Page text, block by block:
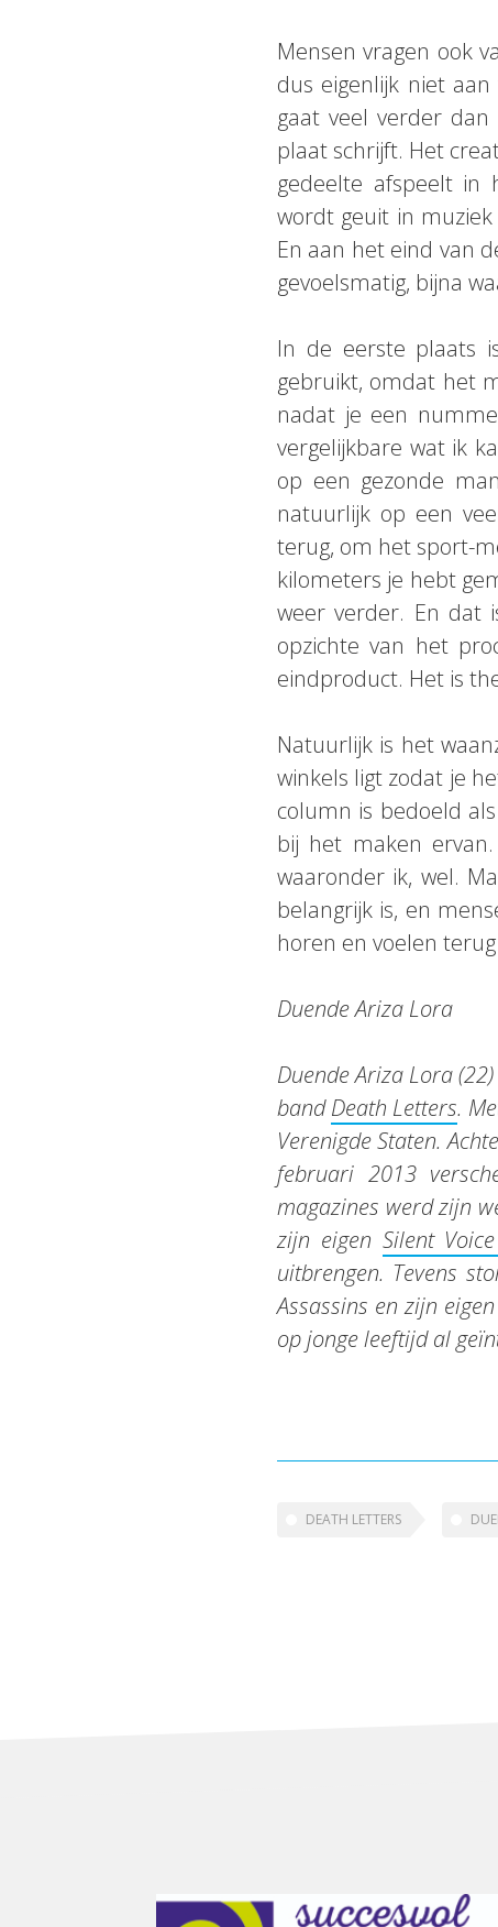
Mensen vragen ook
dus eigenlijk niet
gaat veel verder
plaat schrijft. Het
gedeelte afspeelt in
wordt geuit in
En aan het eind van
gevoelsmatig, bijna
In de eerste plaats
gebruikt, omdat het
nadat je een
vergelijkbare wat ik
op een gezonde
natuurlijk op een
terug, om het sport-
kilometers je hebt
weer verder. En dat
opzichte van het
eindproduct. Het is
Natuurlijk is het
winkels ligt zodat je
column is bedoeld
bij het maken
waaronder ik, wel.
belangrijk is, en
horen en voelen
Duende Ariza Lora
Duende Ariza Lora
bandDeath Letters.
Verenigde Staten.
februari 2013
magazines werd zijn
zijn eigen Silent
uitbrengen. Tevens
Assassins en zijn
op jonge leeftijd al
DEATH LETTERS